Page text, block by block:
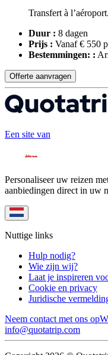
Transfert à
Duur : 8 dagen
Prijs : Vanaf € 550
Bestemmingen: :
Offerte aanvragen
Een site van
Personaliseer uw reizen
aanbiedingen direct in uw
Nuttige links
Hulp nodig?
Wie zijn wij?
Laat je inspireren
Cookie en privacy
Juridische
Neem contact met ons op
info@quotatrip.com